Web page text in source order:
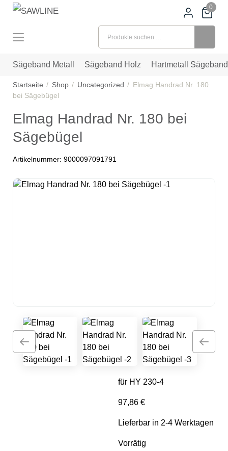
0
Sägeband Metall Sägeband Holz Hartmetall Sägeband
Startseite Shop Uncategorized
Elmag Handrad Nr. 180
bei Sägebügel
Elmag Handrad Nr. 180 bei
Sägebügel
Artikelnummer: 9000097091791
für HY 230-4
97,86 €
Lieferbar in 2-4 Werktagen
Vorrätig